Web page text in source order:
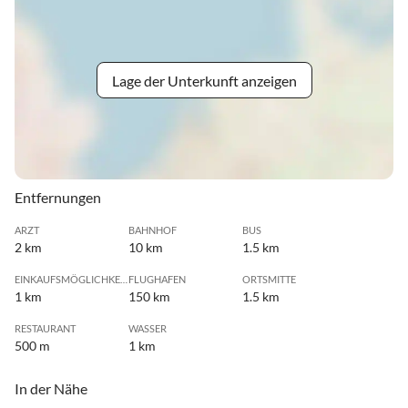
Lage der Unterkunft anzeigen
Entfernungen
ARZT
2 km
BAHNHOF
10 km
BUS
1.5 km
1 km
FLUGHAFEN
150 km
ORTSMITTE
1.5 km
RESTAURANT
500 m
WASSER
1 km
In der Nähe